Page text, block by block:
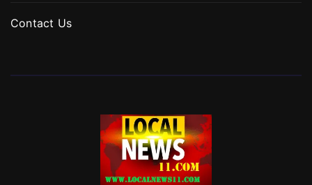
Contact Us